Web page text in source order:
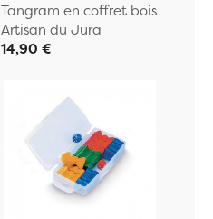
Tangram en coffret bois
Artisan du Jura
14,90 €